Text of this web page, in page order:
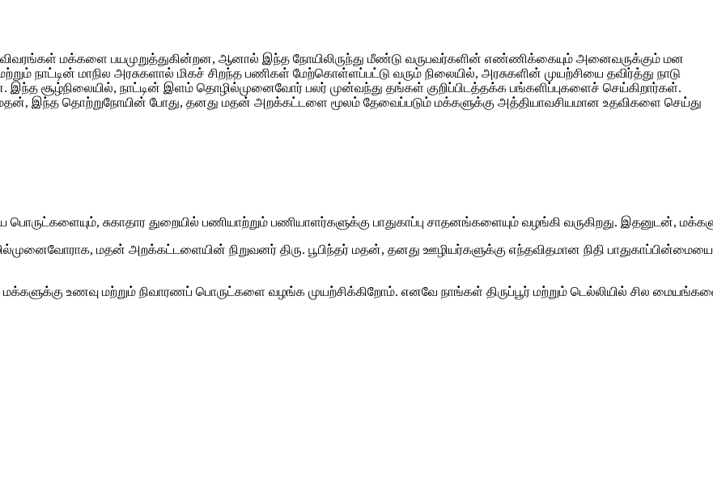
மக்களை பயமுறுத்துகின்றன, ஆனால் இந்த நோயிலிருந்து மீண்டு வருபவர்களின் எண்ணிக்கையும் அனைவருக்கும் மன
நாட்டின் மாநில அரசுகளால் மிகச் சிறந்த பணிகள் மேற்கொள்ளப்பட்டு வரும் நிலையில், அரசுகளின் முயற்சியை தவிர்த்து நாடு
இந்த சூழ்நிலையில், நாட்டின் இளம் தொழில்முனைவோர் பலர் முன்வந்து தங்கள் குறிப்பிடத்தக்க பங்களிப்புகளைச் செய்கிறார்கள்.
இந்த தொற்றுநோயின் போது, தனது மதன் அறக்கட்டளை மூலம் தேவைப்படும் மக்களுக்கு அத்தியாவசியமான உதவிகளை செய்து
சுகாதார துறையில் பணியாற்றும் பணியாளர்களுக்கு பாதுகாப்பு சாதனங்களையும் வழங்கி வருகிறது. இதனுடன்,
மதன் அறக்கட்டளையின் நிறுவனர் திரு. பூபிந்தர் மதன், தனது ஊழியர்களுக்கு எந்தவிதமான நிதி
மக்களுக்கு உணவு மற்றும் நிவாரணப் பொருட்களை வழங்க முயற்சிக்கிறோம். எனவே நாங்கள் திருப்பூர் மற்றும் டெல்லியில்